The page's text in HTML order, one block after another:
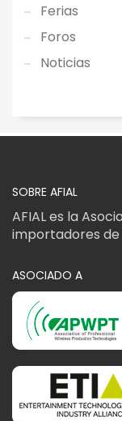
Ferias
Foros
Noticias
SOBRE AFIAL
AFIAL es la
importadores de
ASOCIADO A